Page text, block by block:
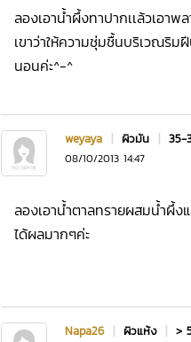
ลองเอาน้ำผึ้งทาปากเเล้วเอาพ
เขาว่าให้ความชุ่มชื้นบริเวณริมฝี
นอนค่ะ^-^
weyaya | ผิวมัน | 35-
08/10/2013 14:47
ลองเอาน้ำตาลทรายผสมน้ำผึ้ง
ได้ผลมากๆค่ะ
Napa26 | ผิวแห้ง | >